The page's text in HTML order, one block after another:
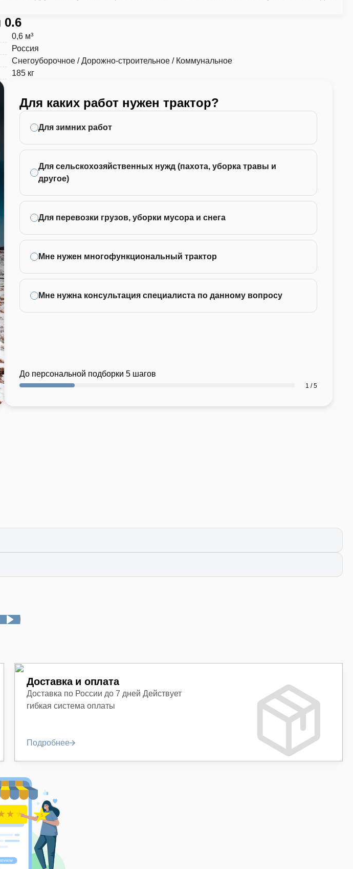
0,6 м³
Россия
Снегоуборочное / Дорожно-строительное / Коммунальное
185 кг
Для каких работ нужен трактор?
Для зимних работ
Для сельскохозяйственных нужд (пахота, уборка травы и
другое)
Для перевозки грузов, уборки мусора и снега
Мне нужен многофункциональный трактор
Мне нужна консультация специалиста по данному вопросу
До персональной подборки 5 шагов
1 / 5
Доставка и оплата
Доставка по России до 7 дней Действует
гибкая система оплаты
Подробнее